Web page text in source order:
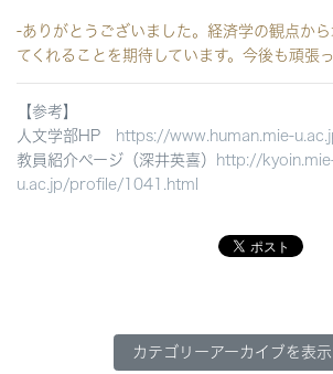
-ありがとうございました。経済学の観点か
てくれることを期待しています。今後も頑張
【参考】
人文学部HP
https://www.human.mie-
教員紹介ページ（深井英喜）
http://
u.ac.jp/profile/1041.html
カテゴリーアーカイブを表